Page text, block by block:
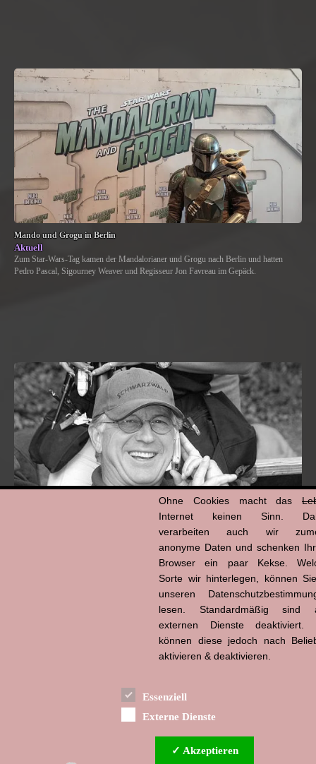
Mando und Grogu in Berlin
Aktuell
Zum Star-Wars-Tag kamen der Mandalorianer und Grogu nach Berlin und hatten
Pedro Pascal, Sigourney Weaver und Regisseur Jon Favreau im Gepäck.
Ohne Cookies macht das
Internet keinen Sinn.
verarbeiten auch wir
anonyme Daten und schenken
Browser ein paar Kekse.
Sorte wir hinterlegen, können
unseren
lesen. Standardmäßig sind
externen Dienste deaktiviert.
können diese jedoch nach
aktivieren & deaktivieren.
Essenziell
Externe Dienste
✓ Akzeptieren